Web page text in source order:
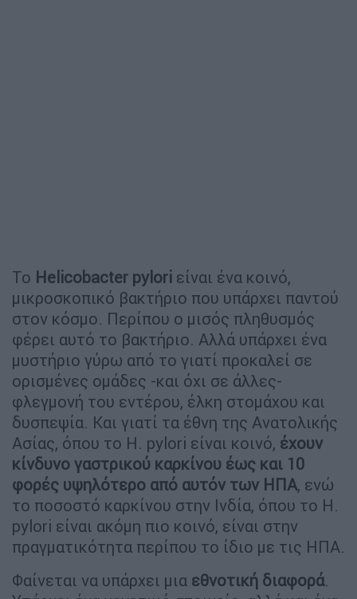
Το Helicobacter pylori είναι ένα κοινό,
μικροσκοπικό βακτήριο που υπάρχει παντού
στον κόσμο. Περίπου ο μισός πληθυσμός
φέρει αυτό το βακτήριο. Αλλά υπάρχει ένα
μυστήριο γύρω από το γιατί προκαλεί σε
ορισμένες ομάδες -και όχι σε άλλες-
φλεγμονή του εντέρου, έλκη στομάχου και
δυσπεψία. Και γιατί τα έθνη της Ανατολικής
Ασίας, όπου το H. pylori είναι κοινό, έχουν
κίνδυνο γαστρικού καρκίνου έως και 10
φορές υψηλότερο από αυτόν των ΗΠΑ, ενώ
το ποσοστό καρκίνου στην Ινδία, όπου το H.
pylori είναι ακόμη πιο κοινό, είναι στην
πραγματικότητα περίπου το ίδιο με τις ΗΠΑ.
Φαίνεται να υπάρχει μια εθνοτική διαφορά.